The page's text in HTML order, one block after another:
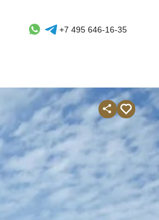
Whatsapp контакт
Telegram контакт
+7 495 646-16-35